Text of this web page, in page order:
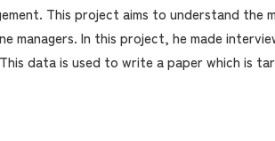
This project aims to understand
In this project, he made
data is used to write a paper which is